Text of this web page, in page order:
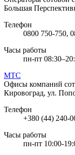
Большая
Телефон
0800 750-750,
Часы работы
пн-пт
МТС
Офисы компаний
Кировоград, ул.
Телефон
+380 (44) 240-
Часы работы
пн-пт 10:00-